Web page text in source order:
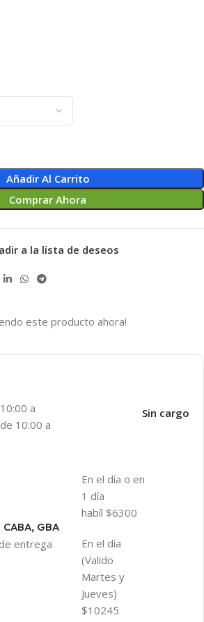
Añadir Al Carrito
Comprar Ahora
a la lista de deseos
este producto ahora!
a
10:00 a
Sin cargo
GBA
entrega
En el día o en
1 día
habíl $6300
En el día
(Valido
Martes y
Jueves)
$10245